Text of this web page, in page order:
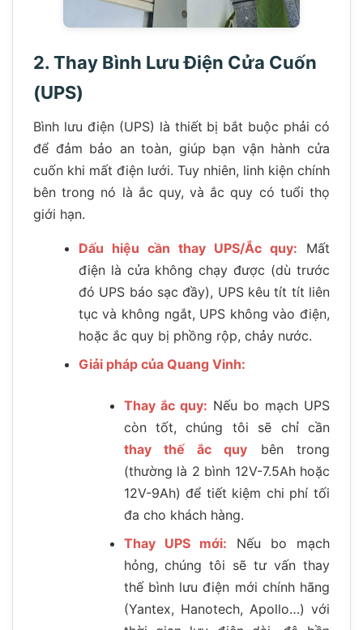
2. Thay Bình Lưu Điện Cửa Cuốn
(UPS)
Bình lưu điện (UPS) là thiết bị bắt buộc phải có
để đảm bảo an toàn, giúp bạn vận hành cửa
cuốn khi mất điện lưới. Tuy nhiên, linh kiện chính
bên trong nó là ắc quy, và ắc quy có tuổi thọ
giới hạn.
Dấu hiệu cần thay UPS/Ắc quy: Mất
điện là cửa không chạy được (dù trước
đó UPS báo sạc đầy), UPS kêu tít tít liên
tục và không ngắt, UPS không vào điện,
hoặc ắc quy bị phồng rộp, chảy nước.
Giải pháp của Quang Vinh:
Thay ắc quy: Nếu bo mạch UPS
còn tốt, chúng tôi sẽ chỉ cần
thay thế ắc quy bên trong
(thường là 2 bình 12V-7.5Ah hoặc
12V-9Ah) để tiết kiệm chi phí tối
đa cho khách hàng.
Thay UPS mới: Nếu bo mạch
hỏng, chúng tôi sẽ tư vấn thay
thế bình lưu điện mới chính hãng
(Yantex, Hanotech, Apollo…) với